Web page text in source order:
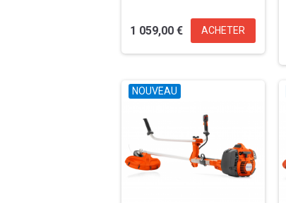
1 059,00 € ACHETER
NOUVEAU